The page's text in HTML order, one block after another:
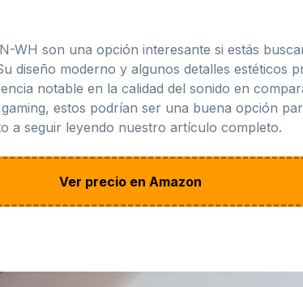
WH son una opción interesante si estás
diseño moderno y algunos detalles estéticos
notable en la calidad del sonido en
estos podrían ser una buena opción
a seguir leyendo nuestro artículo completo.
Ver precio en Amazon